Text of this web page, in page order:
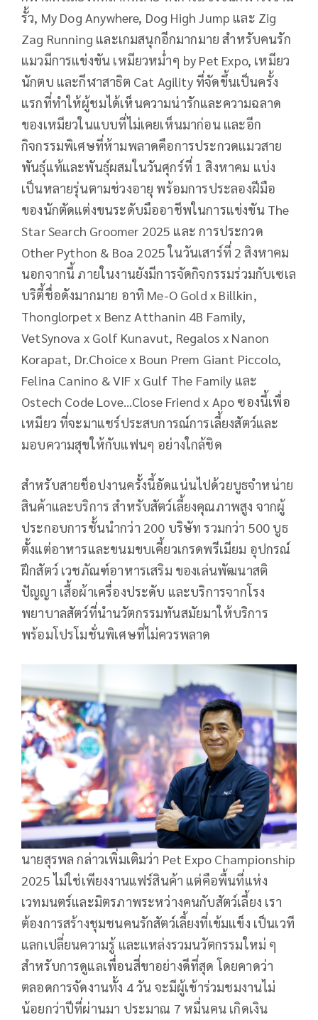
รั้ว, My Dog Anywhere, Dog High Jump และ Zig
Zag Running และเกมสนุกอีกมากมาย สำหรับคนรัก
แมวมีการแข่งขัน เหมียวหม่ำๆ by Pet Expo, เหมียว
นักตบ และกีฬาสาธิต Cat Agility ที่จัดขึ้นเป็นครั้ง
แรกที่ทำให้ผู้ชมได้เห็นความน่ารักและความฉลาด
ของเหมียวในแบบที่ไม่เคยเห็นมาก่อน และอีก
กิจกรรมพิเศษที่ห้ามพลาดคือการประกวดแมวสาย
พันธุ์แท้และพันธุ์ผสมในวันศุกร์ที่ 1 สิงหาคม แบ่ง
เป็นหลายรุ่นตามช่วงอายุ พร้อมการประลองฝีมือ
ของนักตัดแต่งขนระดับมืออาชีพในการแข่งขัน The
Star Search Groomer 2025 และ การประกวด
Other Python & Boa 2025 ในวันเสาร์ที่ 2 สิงหาคม
นอกจากนี้ ภายในงานยังมีการจัดกิจกรรมร่วมกับเซเล
บริตี้ชื่อดังมากมาย อาทิ Me-O Gold x Billkin,
Thonglorpet x Benz Atthanin 4B Family,
VetSynova x Golf Kunavut, Regalos x Nanon
Korapat, Dr.Choice x Boun Prem Giant Piccolo,
Felina Canino & VIF x Gulf The Family และ
Ostech Code Love…Close Friend x Apo ซองนี้เพื่อ
เหมียว ที่จะมาแชร์ประสบการณ์การเลี้ยงสัตว์และ
มอบความสุขให้กับแฟนๆ อย่างใกล้ชิด
สำหรับสายช็อปงานครั้งนี้อัดแน่นไปด้วยบูธจำหน่าย
สินค้าและบริการ สำหรับสัตว์เลี้ยงคุณภาพสูง จากผู้
ประกอบการชั้นนำกว่า 200 บริษัท รวมกว่า 500 บูธ
ตั้งแต่อาหารและขนมขบเคี้ยวเกรดพรีเมียม อุปกรณ์
ฝึกสัตว์ เวชภัณฑ์อาหารเสริม ของเล่นพัฒนาสติ
ปัญญา เสื้อผ้าเครื่องประดับ และบริการจากโรง
พยาบาลสัตว์ที่นำนวัตกรรมทันสมัยมาให้บริการ
พร้อมโปรโมชั่นพิเศษที่ไม่ควรพลาด
นายสุรพล กล่าวเพิ่มเติมว่า Pet Expo Championship
2025 ไม่ใช่เพียงงานแฟร์สินค้า แต่คือพื้นที่แห่ง
เวทมนตร์และมิตรภาพระหว่างคนกับสัตว์เลี้ยง เรา
ต้องการสร้างชุมชนคนรักสัตว์เลี้ยงที่เข้มแข็ง เป็นเวที
แลกเปลี่ยนความรู้ และแหล่งรวมนวัตกรรมใหม่ ๆ
สำหรับการดูแลเพื่อนสี่ขาอย่างดีที่สุด โดยคาดว่า
ตลอดการจัดงานทั้ง 4 วัน จะมีผู้เข้าร่วมชมงานไม่
น้อยกว่าปีที่ผ่านมา ประมาณ 7 หมื่นคน เกิดเงิน